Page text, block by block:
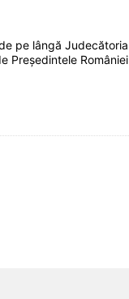
pe lângă Judecătoria
Președintele României